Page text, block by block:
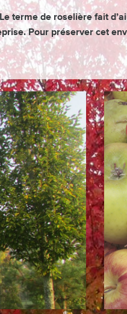
terme de roselière fait
Pour préserver cet
dans le plus
Les
pied des
pays de